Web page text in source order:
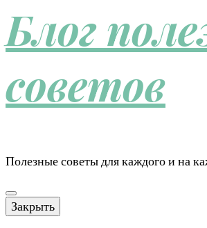
Блог
советов
Полезные советы для каждого и на
Закрыть